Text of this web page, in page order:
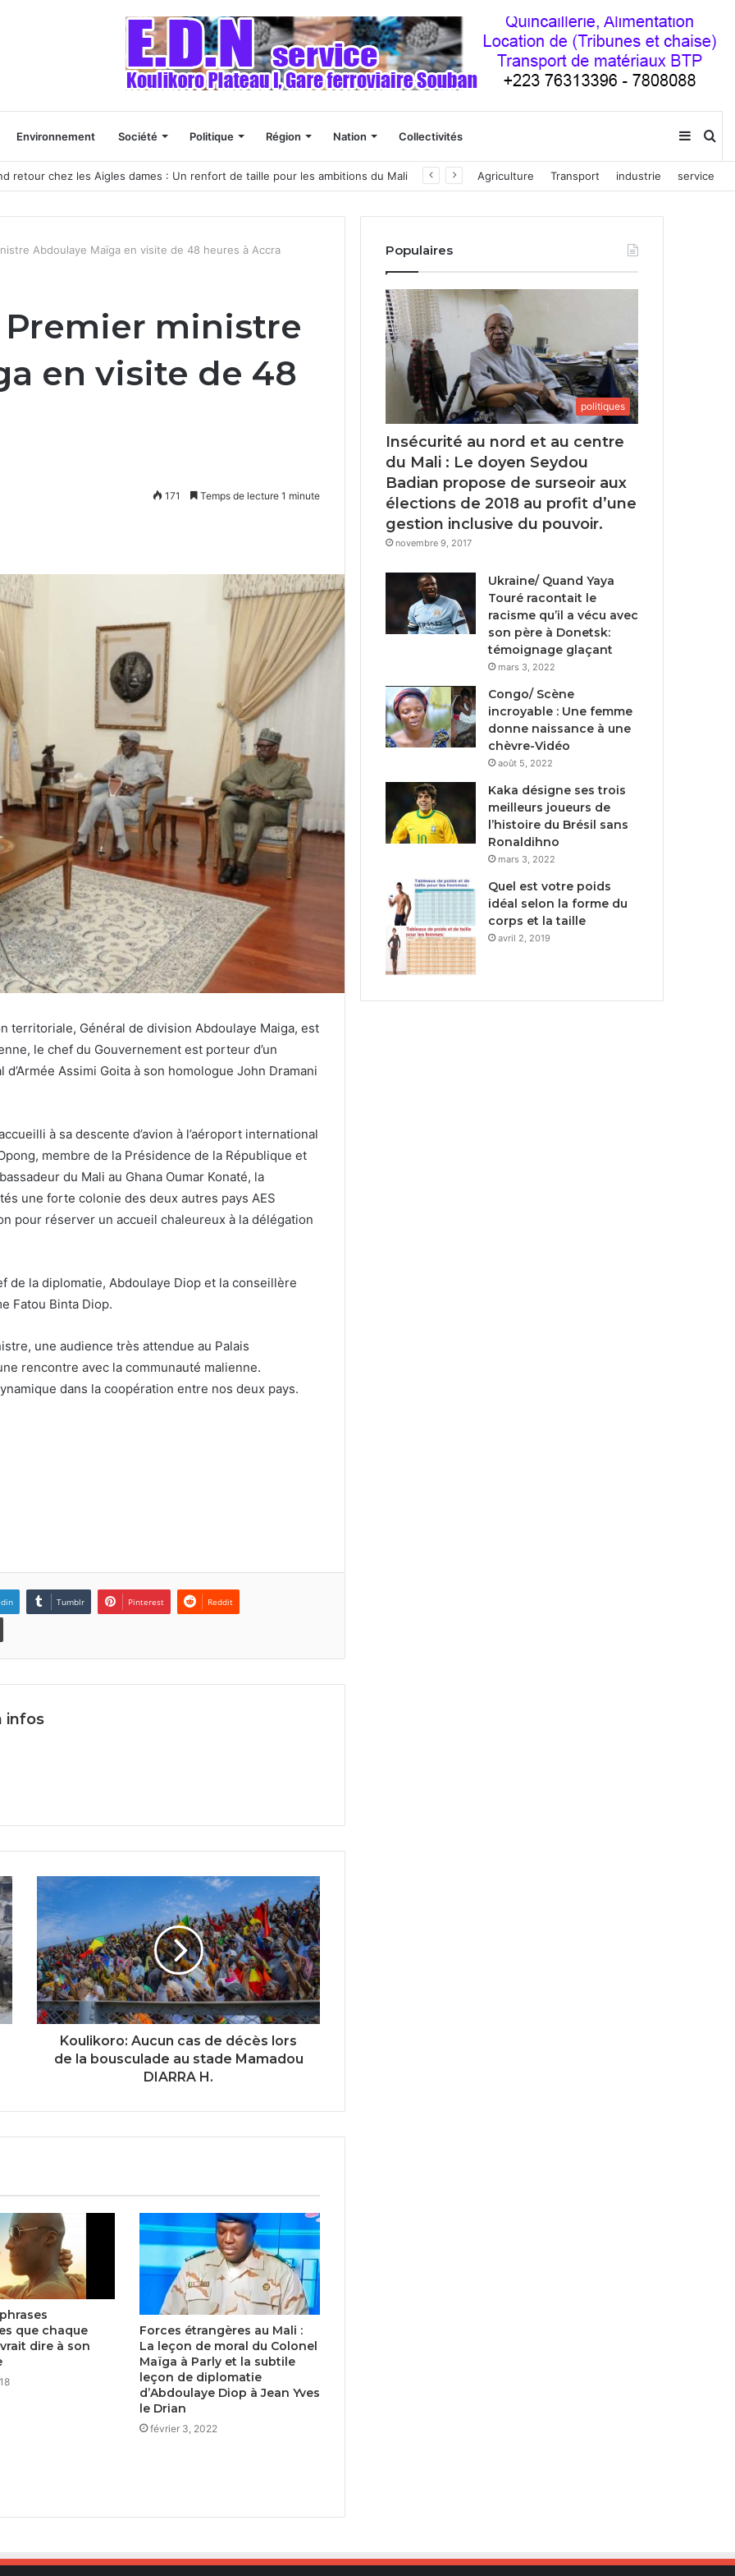
Environnement Société Politique Région Nation Collectivités
retour chez les Aigles dames : Un renfort de taille pour les ambitions du Mali Agriculture Transport industrie service
Abdoulaye Maïga en visite de 48 heures à Accra
Premier ministre
en visite de 48
171 Temps de lecture 1 minute
territoriale, Général de division Abdoulaye Maiga, est
le chef du Gouvernement est porteur d’un
Assimi Goita à son homologue John Dramani
à sa descente d’avion à l’aéroport international
membre de la Présidence de la République et
du Mali au Ghana Oumar Konaté, la
une forte colonie des deux autres pays AES
pour réserver un accueil chaleureux à la délégation
de la diplomatie, Abdoulaye Diop et la conseillère
Fatou Binta Diop.
une audience très attendue au Palais
rencontre avec la communauté malienne.
dans la coopération entre nos deux pays.
Tumblr Pinterest Reddit
infos
Koulikoro: Aucun cas de décès lors
de la bousculade au stade Mamadou
DIARRA H.
que chaque
dire à son
Forces étrangères au Mali :
La leçon de moral du Colonel
Maïga à Parly et la subtile
leçon de diplomatie
d’Abdoulaye Diop à Jean Yves
le Drian
février 3, 2022
Populaires
politiques
Insécurité au nord et au centre
du Mali : Le doyen Seydou
Badian propose de surseoir aux
élections de 2018 au profit d’une
gestion inclusive du pouvoir.
novembre 9, 2017
Ukraine/ Quand Yaya
Touré racontait le
racisme qu’il a vécu avec
son père à Donetsk:
témoignage glaçant
mars 3, 2022
Congo/ Scène
incroyable : Une femme
donne naissance à une
chèvre-Vidéo
août 5, 2022
Kaka désigne ses trois
meilleurs joueurs de
l’histoire du Brésil sans
Ronaldihno
mars 3, 2022
Quel est votre poids
idéal selon la forme du
corps et la taille
avril 2, 2019